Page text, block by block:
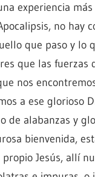
experiencia
no hay
que paso y lo
que las
nos
a ese glorioso
de alabanzas y
bienvenida,
Jesús, allí